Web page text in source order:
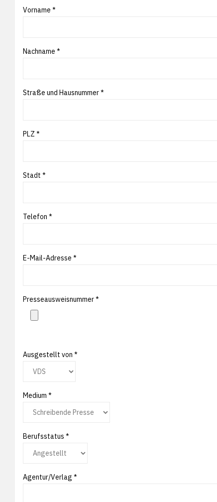
Vorname *
Nachname *
Straße und Hausnummer *
PLZ *
Stadt *
Telefon *
E-Mail-Adresse *
Presseausweisnummer *
Ausgestellt von *
Medium *
Berufsstatus *
Agentur/Verlag *